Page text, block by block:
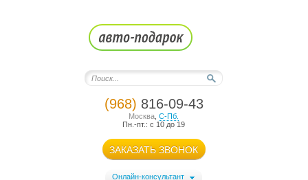
(968) 816-09-43
Москва ,С-Пб.
Пн.-пт.: с 10 до 19
ЗАКАЗАТЬ ЗВОНОК
Онлайн-консультант